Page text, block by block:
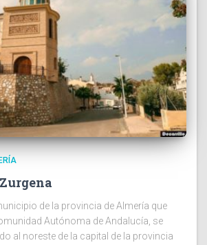
de la provincia de Almería que
Autónoma de Andalucía, se
al noreste de la capital de la provincia